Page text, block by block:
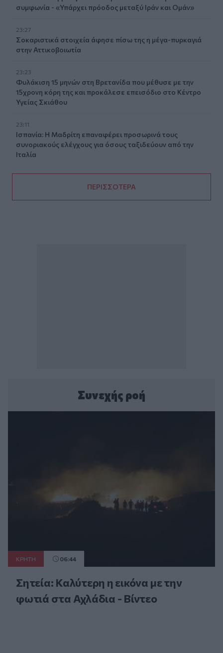
συμφωνία - «Υπάρχει πρόοδος μεταξύ Ιράν και Ομάν»
23:27
Σοκαριστικά στοιχεία άφησε πίσω της η μέγα-πυρκαγιά
στην Αττικοβοιωτία
23:23
Φυλάκιση 15 μηνών στη Βρετανίδα που μέθυσε με την
15χρονη κόρη της και προκάλεσε επεισόδιο στο Κέντρο
Υγείας Σκιάθου
23:11
Ισπανία: Η Μαδρίτη επαναφέρει προσωρινά τους
συνοριακούς ελέγχους για όσους ταξιδεύουν από την
Ιταλία
ΠΕΡΙΣΣΟΤΕΡΑ
Συνεχής ροή
ΚΡΗΤΗ 06:44
Σητεία: Καλύτερη η εικόνα με την
φωτιά στα Αχλάδια - Βίντεο